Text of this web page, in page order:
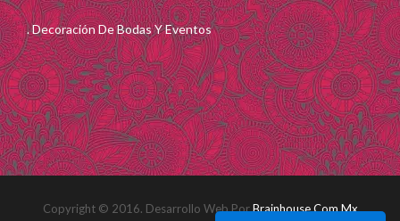
Decoración De Bodas Y Eventos
Copyright © 2016. Desarrollo Web PorBrainhouse.com.mx